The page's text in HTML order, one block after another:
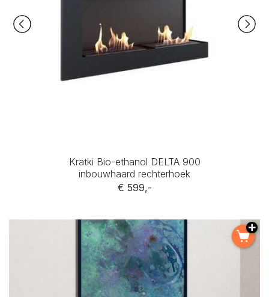
Kratki Bio-ethanol DELTA 900
inbouwhaard rechterhoek
€ 599,-